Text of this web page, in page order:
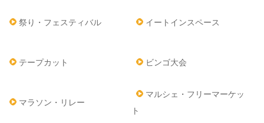
祭り・フェスティバル イートインスペース
テープカット ビンゴ大会
マラソン・リレー
マルシェ・フリーマーケッ
ト